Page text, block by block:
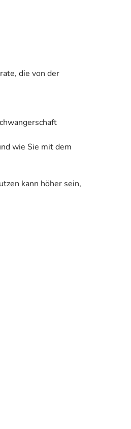
die von der
wie Sie mit dem
kann höher sein,